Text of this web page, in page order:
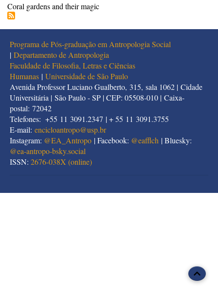
Coral gardens and their magic
Programa de Pós-graduação em Antropologia Social
| Departamento de Antropologia
Faculdade de Filosofia, Letras e Ciências
Humanas | Universidade de São Paulo
Avenida Professor Luciano Gualberto, 315, sala 1062 | Cidade
Universitária | São Paulo - SP | CEP: 05508-010 | Caixa-
postal: 72042
Telefones: +55 11 3091.2347 | + 55 11 3091.3755
E-mail: encicloantropo@usp.br
Instagram: @EA_Antropo | Facebook: @eafflch | Bluesky:
@ea-antropo-bsky.social
ISSN: 2676-038X (online)